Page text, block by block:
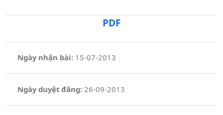
PDF
Ngày nhận bài: 15-07-2013
Ngày duyệt đăng:26-09-2013